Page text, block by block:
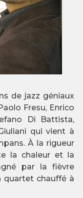
de jazz géniaux
Fresu, Enrico
Di Battista,
qui vient à
À la rigueur
la chaleur et la
par la fièvre
quartet chauffé à